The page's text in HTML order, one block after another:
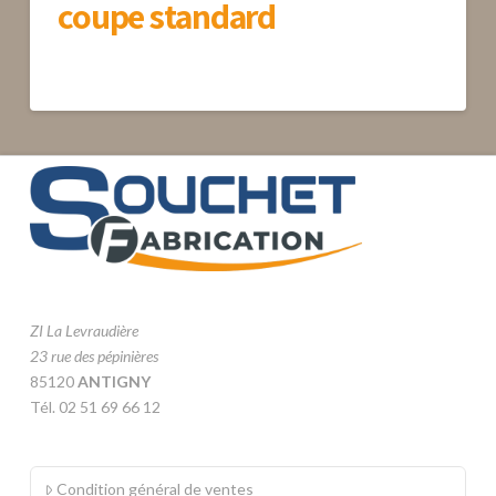
coupe standard
ZI La Levraudière
23 rue des pépinières
85120ANTIGNY
Tél. 02 51 69 66 12
Condition général de ventes